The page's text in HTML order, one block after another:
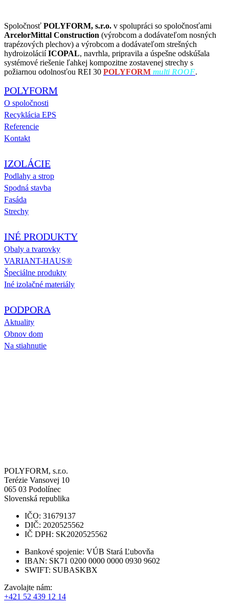
Spoločnosť POLYFORM, s.r.o. v spolupráci so spoločnosťami
ArcelorMittal Construction (výrobcom a dodávateľom nosných
trapézových plechov) a výrobcom a dodávateľom strešných
hydroizoláciíICOPAL, navrhla, pripravila a úspešne odskúšala
systémové riešenie ľahkej kompozitne zostavenej strechy s
požiarnou odolnosťou REI 30 POLYFORM multi ROOF.
POLYFORM
O spoločnosti
Recyklácia EPS
Referencie
Kontakt
IZOLÁCIE
Podlahy a strop
Spodná stavba
Fasáda
Strechy
INÉ PRODUKTY
Obaly a tvarovky
VARIANT-HAUS®
Špeciálne produkty
Iné izolačné materiály
PODPORA
Aktuality
Obnov dom
Na stiahnutie
POLYFORM, s.r.o.
Terézie Vansovej 10
065 03 Podolínec
Slovenská republika
IČO: 31679137
DIČ: 2020525562
IČ DPH: SK2020525562
Bankové spojenie: VÚB Stará Ľubovňa
IBAN: SK71 0200 0000 0000 0930 9602
SWIFT: SUBASKBX
Zavolajte nám:
+421 52 439 12 14